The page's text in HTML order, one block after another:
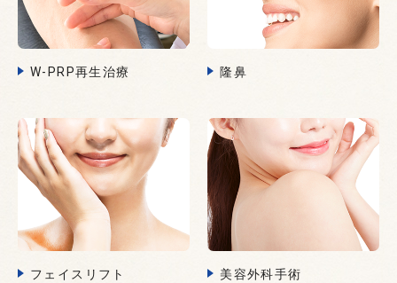
W-PRP再生治療 隆鼻
フェイスリフト 美容外科手術